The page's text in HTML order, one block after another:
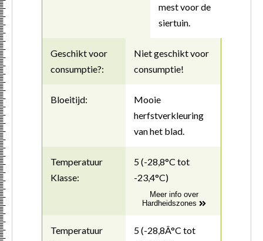
mest voor de
siertuin.
Geschikt voor
consumptie?:
Niet geschikt voor
consumptie!
Bloeitijd:
Mooie
herfstverkleuring
van het blad.
Temperatuur
Klasse:
5 (-28,8°C tot
-23,4°C)
Meer info over
Hardheidszones
Temperatuur
5 (-28,8Â°C tot